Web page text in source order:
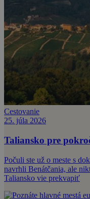
Cestovanie
25. júla 2026
Taliansko pre
Počuli ste už o meste s
navrhli Benátčania, ale
Taliansko vie prekvapiť